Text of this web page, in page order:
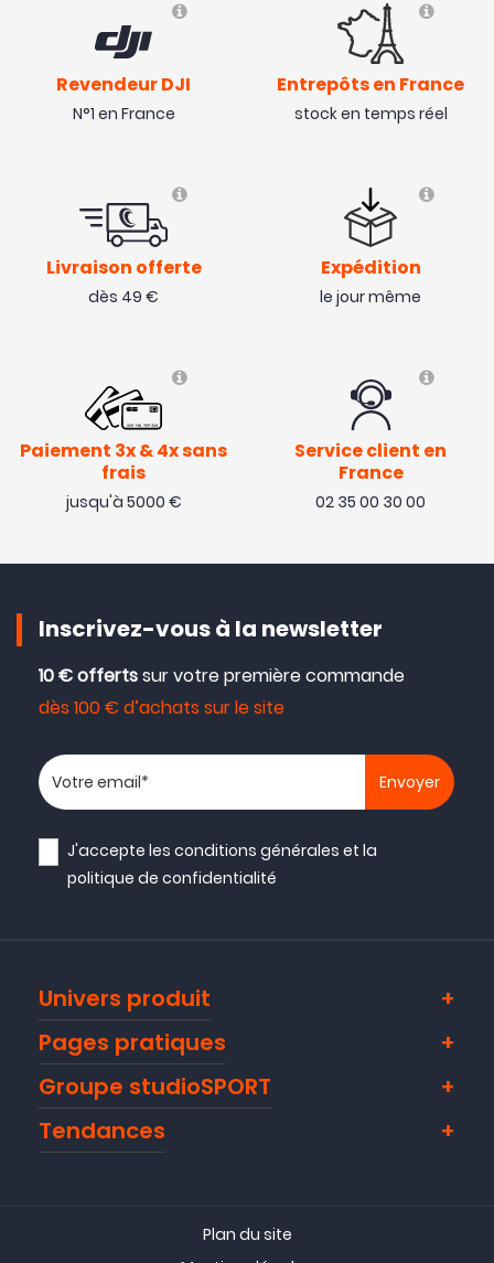
Revendeur DJI
N°1 en France
Entrepôts en France
stock en temps réel
Livraison offerte
dès 49 €
Expédition
le jour même
Paiement 3x & 4x sans
frais
jusqu'à 5000 €
Service client en
France
02 35 00 30 00
Inscrivez-vous à la newsletter
10 € offertssur votre première commande
dès 100 € d’achats sur le site
Votre adresse email
J'accepte lesconditions générales et la
politique de confidentialité
Univers produit
Pages pratiques
Groupe studioSPORT
Tendances
Plan du site